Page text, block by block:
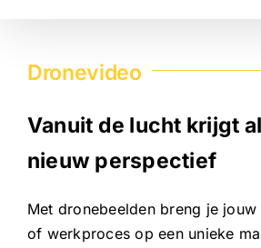
Dronevideo
Vanuit de lucht krijgt
nieuw perspectief
Met dronebeelden breng je
of werkproces op een unieke